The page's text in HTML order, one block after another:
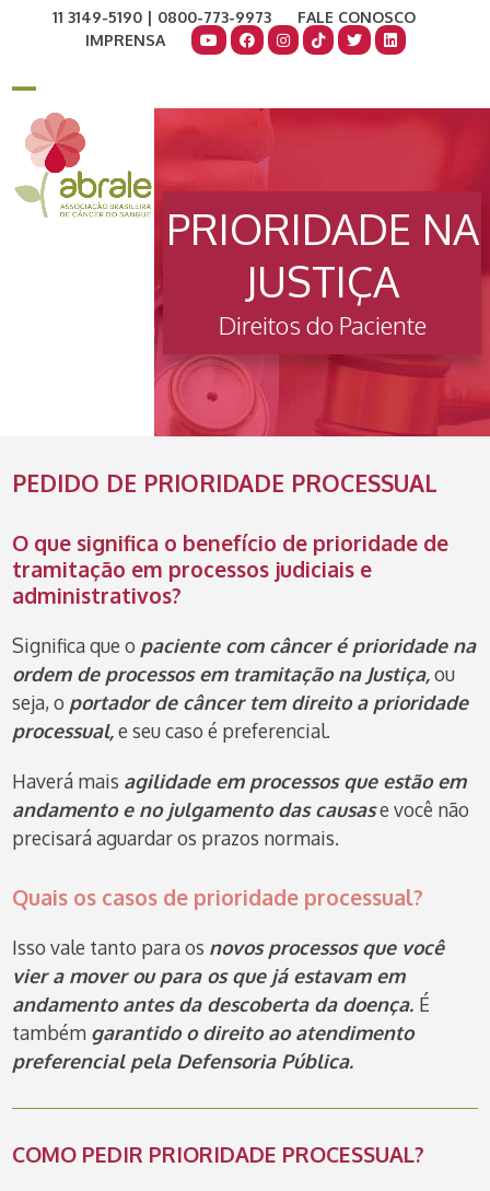
11 3149-5190 | 0800-773-9973
FALE CONOSCO
IMPRENSA
Open
mobile
menu
Close
mobile
menu
PRIORIDADE NA
JUSTIÇA
Direitos do Paciente
PEDIDO DE PRIORIDADE PROCESSUAL
O que significa o benefício de prioridade de
tramitação em processos judiciais e
administrativos?
Significa que o paciente com câncer é prioridade na
ordem de processos em tramitação na Justiça,ou
seja, o portador de câncer tem direito a prioridade
processual,e seu caso é preferencial.
Haverá mais agilidade em processos que estão em
andamento e no julgamento das causase você não
precisará aguardar os prazos normais.
Quais os casos de prioridade processual?
Isso vale tanto para os novos processos que você
vier a mover ou para os que já estavam em
andamento antes da descoberta da doença. É
também garantido o direito ao atendimento
preferencial pela Defensoria Pública.
COMO PEDIR PRIORIDADE PROCESSUAL?